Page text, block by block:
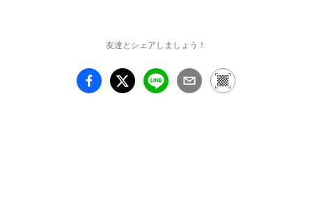
も、土に向かうひたむき
するものがあります。
土に向き合う若者たちの
友達とシェアしましょう！